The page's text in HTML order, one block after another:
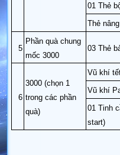
01 Thẻ
Thẻ
5
Phần quà chung
mốc 3000
03 Thẻ
6
3000 (chọn 1
trong các phần
quà)
Vũ khí
Vũ khí
01 Tinh
start)